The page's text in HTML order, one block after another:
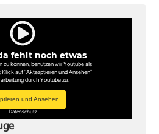
fehlt noch etwas
zu können, benutzen wir Youtube als
auf "Aktezptieren und Ansehen"
durch Youtube zu.
und Ansehen
Datenschutz